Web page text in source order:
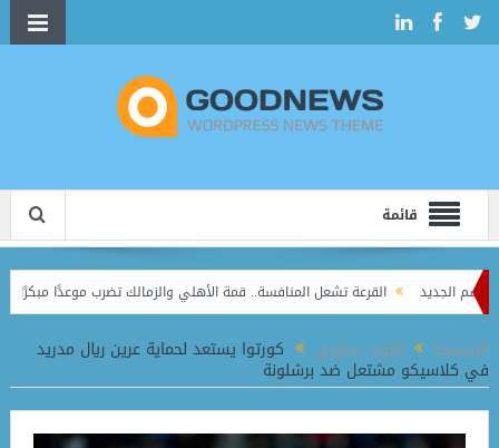
قائمة
الجديد
القرعة تشعل المنافسة.. قمة الأهلي والزمالك تضرب موعدًا مبكرًا في
الرئيسية التوب ستوري كورتوا يستعد لحماية عرين ريال مدريد
في كلاسيكو مشتعل ضد برشلونة